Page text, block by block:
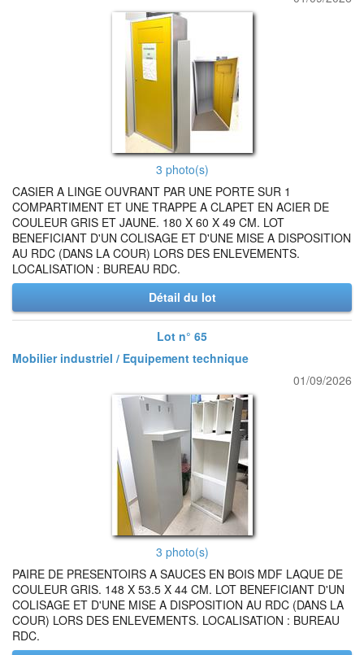
3 photo(s)
CASIER A LINGE OUVRANT PAR UNE PORTE SUR 1
COMPARTIMENT ET UNE TRAPPE A CLAPET EN ACIER DE
COULEUR GRIS ET JAUNE. 180 X 60 X 49 CM. LOT
BENEFICIANT D'UN COLISAGE ET D'UNE MISE A DISPOSITION
AU RDC (DANS LA COUR) LORS DES ENLEVEMENTS.
LOCALISATION : BUREAU RDC.
Détail du lot
Lot n° 65
Mobilier industriel / Equipement technique
01/09/2026
3 photo(s)
PAIRE DE PRESENTOIRS A SAUCES EN BOIS MDF LAQUE DE
COULEUR GRIS. 148 X 53.5 X 44 CM. LOT BENEFICIANT D'UN
COLISAGE ET D'UNE MISE A DISPOSITION AU RDC (DANS LA
COUR) LORS DES ENLEVEMENTS. LOCALISATION : BUREAU
RDC.